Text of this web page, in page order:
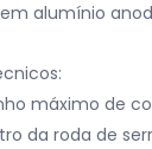
alumínio
máximo de
da roda de